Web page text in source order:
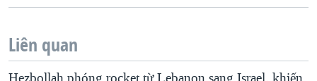
Liên quan